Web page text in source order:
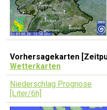
Vorhersagekarten
Wetterkarten
Niederschlag Prognose
[Liter/6h]